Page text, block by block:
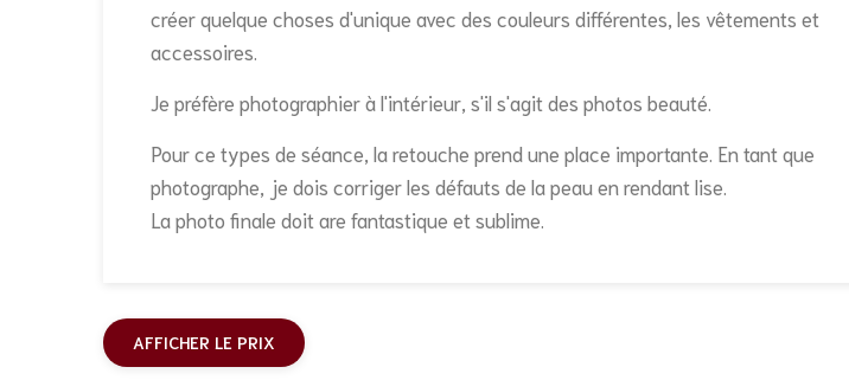
créer quelque choses d'unique avec des couleurs différentes, les vêtements et
accessoires.
Je préfère photographier à l'intérieur, s'il s'agit des photos beauté.
Pour ce types de séance, la retouche prend une place importante. En tant que
photographe, je dois corriger les défauts de la peau en rendant lise.
La photo finale doit are fantastique et sublime.
AFFICHER LE PRIX